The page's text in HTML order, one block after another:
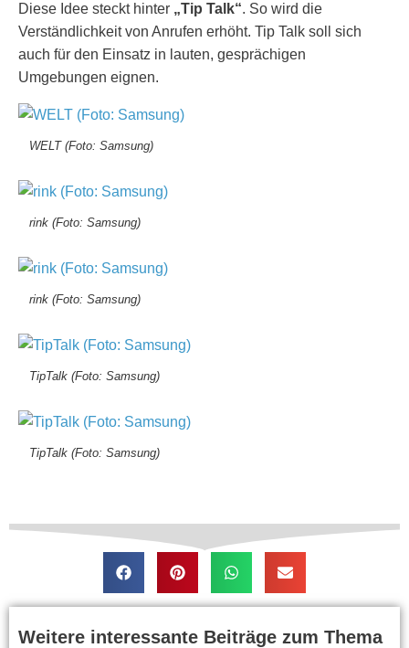
Diese Idee steckt hinter „Tip Talk“. So wird die
Verständlichkeit von Anrufen erhöht. Tip Talk soll sich
auch für den Einsatz in lauten, gesprächigen
Umgebungen eignen.
WELT (Foto: Samsung)
rink (Foto: Samsung)
rink (Foto: Samsung)
TipTalk (Foto: Samsung)
TipTalk (Foto: Samsung)
Weitere interessante Beiträge zum Thema